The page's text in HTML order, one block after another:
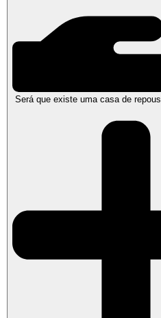
Será que existe uma casa de